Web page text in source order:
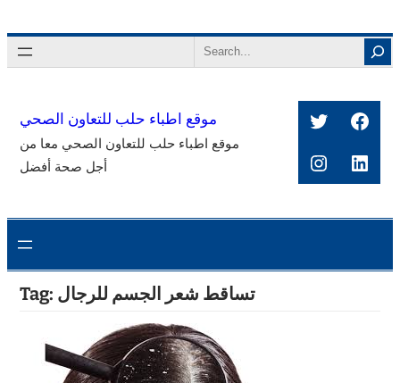
to
content
Search
موقع اطباء حلب للتعاون الصحي
موقع اطباء حلب للتعاون الصحي معا من
أجل صحة أفضل
Twitter
Tag: تساقط شعر الجسم للرجال